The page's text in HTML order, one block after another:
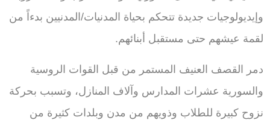
وإيديولوجيات جديدة تتحكم بحياة المدنيات/المدنيين بدءاً من
لقمة عيشهم حتى مستقبل أبنائهم.
دمر القصف العنيف المستمر من قبل القوات الروسية
والسورية عشرات المدارس وآلاف المنازل، وتسبب بحركة
نزوح كبيرة للطلاب وذويهم من مدن وبلدات كثيرة من